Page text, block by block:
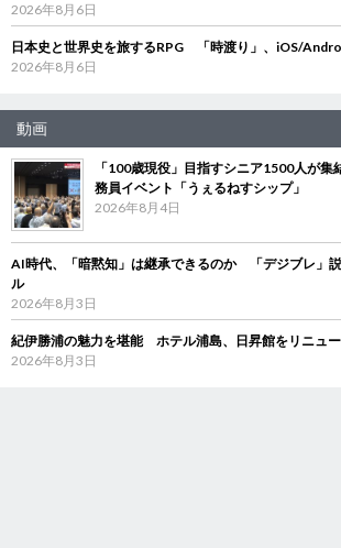
2026年8月6日
日本史と世界史を旅するRPG 「時渡り」、iOS/
2026年8月6日
動画
「100歳現役」目指すシニア1500人が
務員イベント「うぇるねすシップ」
2026年8月4日
AI時代、「暗黙知」は継承できるのか 「デジブレ」
ル
2026年8月3日
紀伊勝浦の魅力を堪能 ホテル浦島、日昇館をリニュ
2026年8月3日